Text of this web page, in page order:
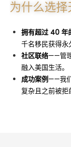
为什么选择
拥有超过 40 年
千名移民获得永
社区联络——管
融入美国生活。
成功案例——我
复杂且之前被拒